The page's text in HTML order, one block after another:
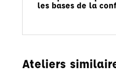
les bases de la
Ateliers